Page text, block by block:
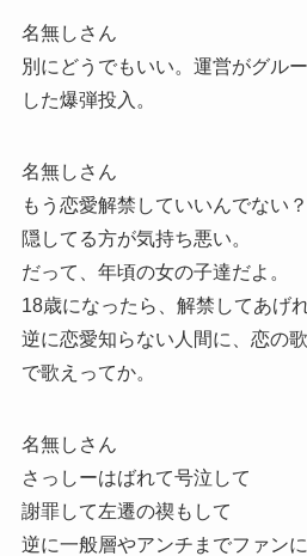
名無しさん
別にどうでもいい。運営がグル
した爆弾投入。
名無しさん
もう恋愛解禁していいんでない？
隠してる方が気持ち悪い。
だって、年頃の女の子達だよ。
18歳になったら、解禁してあげれ
逆に恋愛知らない人間に、恋の
で歌えってか。
名無しさん
さっしーはばれて号泣して
謝罪して左遷の禊もして
逆に一般層やアンチまでファン